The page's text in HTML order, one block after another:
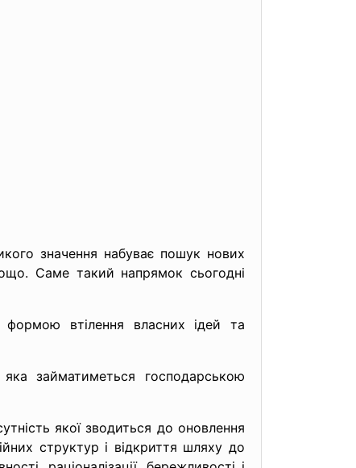
значення набуває пошук нових
Саме такий напрямок сьогодні
формою втілення власних ідей та
займатиметься господарською
якої зводиться до оновлення
структур і відкриття шляху до